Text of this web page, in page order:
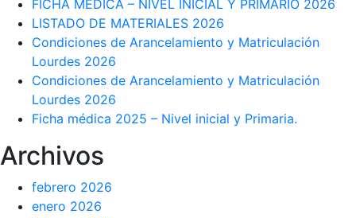
FICHA MÉDICA – NIVEL INICIAL Y PRIMARIO 2026
LISTADO DE MATERIALES 2026
Condiciones de Arancelamiento y Matriculación
Lourdes 2026
Condiciones de Arancelamiento y Matriculación
Lourdes 2026
Ficha médica 2025 – Nivel inicial y Primaria.
Archivos
febrero 2026
enero 2026